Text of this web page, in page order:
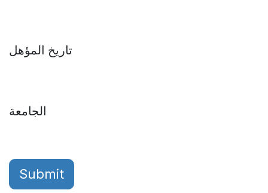
تاريخ المؤهل
الجامعة
Submit